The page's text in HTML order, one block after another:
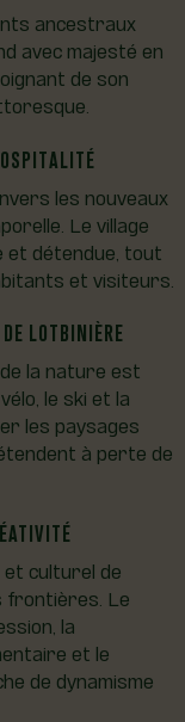
ancestraux
avec majesté en
de son
les nouveaux
Le village
et détendue, tout
et visiteurs.
LOTBINIÈRE
de la nature est
le ski et la
les paysages
à perte de
culturel de
frontières. Le
la
et le
de dynamisme